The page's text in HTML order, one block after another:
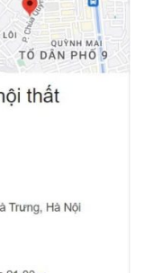
trí taplo ô
kế tinh xảo.
Hà Nội
hàng những
làm đẹp mà
đồ trang trí
kỹ lưỡng về
bảo không chỉ